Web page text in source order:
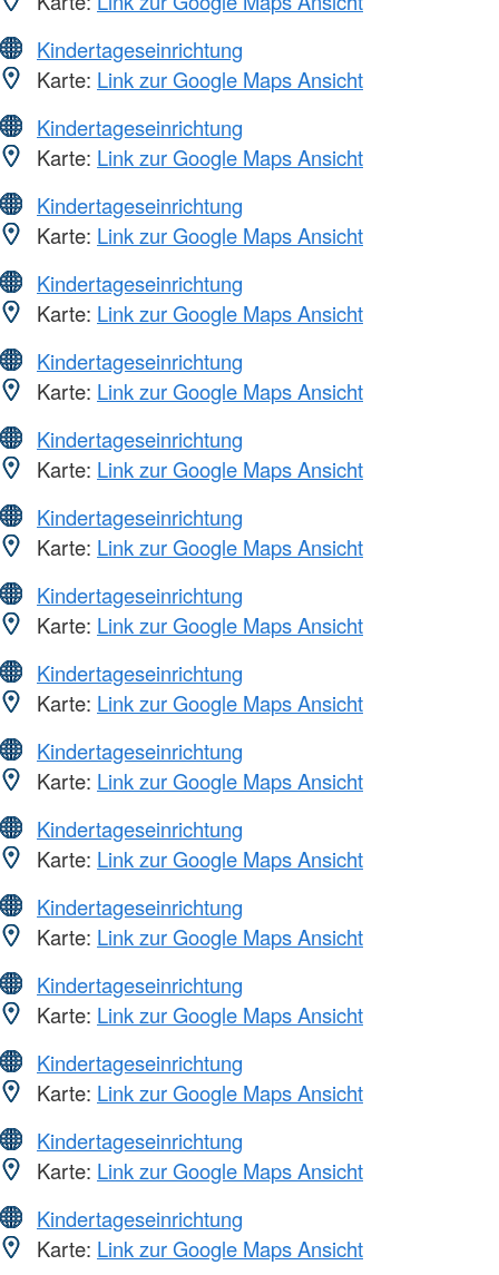
Kindertageseinrichtung
Karte: Link zur Google Maps Ansicht
Kindertageseinrichtung
Karte: Link zur Google Maps Ansicht
Kindertageseinrichtung
Karte: Link zur Google Maps Ansicht
Kindertageseinrichtung
Karte: Link zur Google Maps Ansicht
Kindertageseinrichtung
Karte: Link zur Google Maps Ansicht
Kindertageseinrichtung
Karte: Link zur Google Maps Ansicht
Kindertageseinrichtung
Karte: Link zur Google Maps Ansicht
Kindertageseinrichtung
Karte: Link zur Google Maps Ansicht
Kindertageseinrichtung
Karte: Link zur Google Maps Ansicht
Kindertageseinrichtung
Karte: Link zur Google Maps Ansicht
Kindertageseinrichtung
Karte: Link zur Google Maps Ansicht
Kindertageseinrichtung
Karte: Link zur Google Maps Ansicht
Kindertageseinrichtung
Karte: Link zur Google Maps Ansicht
Kindertageseinrichtung
Karte: Link zur Google Maps Ansicht
Kindertageseinrichtung
Karte: Link zur Google Maps Ansicht
Kindertageseinrichtung
Karte: Link zur Google Maps Ansicht